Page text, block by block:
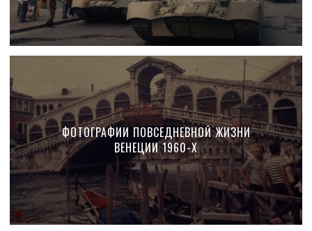
ФОТОГРАФИИ ПОВСЕДНЕВНОЙ ЖИЗНИ
ВЕНЕЦИИ 1960-Х